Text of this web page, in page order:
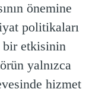
önemine
politikaları
bir etkisinin
yalnızca
hizmet